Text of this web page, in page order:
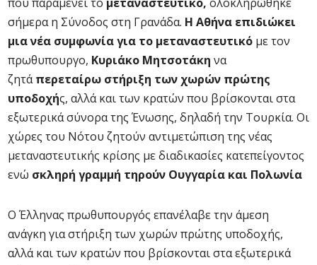
σήμερα η Σύνοδος στη Γρανάδα. Η Αθήνα επιδιώκει
μια νέα συμφωνία για το μεταναστευτικό με τον
πρωθυπουργο, Κυριάκο Μητσοτάκη να
ζητάπερεταίρω στήριξη των χωρών πρώτης
υποδοχής, αλλά και των κρατών που βρίσκονται στα
εξωτερικά σύνορα της Ένωσης, δηλαδή την Τουρκία. Οι
χώρες του Νότου ζητούν αντιμετώπιση της νέας
μεταναστευτικής κρίσης με διαδικασίες κατεπείγοντος
ενώ σκληρή γραμμή τηρούν Ουγγαρία και Πολωνία
Ο Έλληνας πρωθυπουργός επανέλαβε την άμεση
ανάγκη για στήριξη των χωρών πρώτης υποδοχής,
αλλά και των κρατών που βρίσκονται στα εξωτερικά